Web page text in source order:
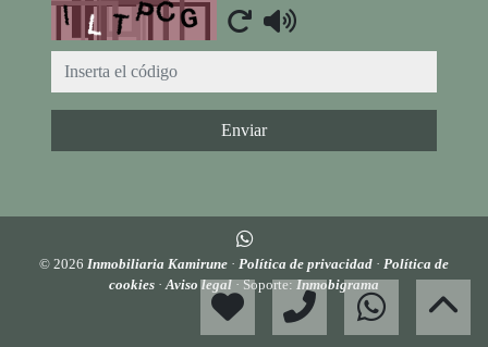
Captcha
Enviar
© 2026 Inmobiliaria Kamirune · Política de privacidad · Política de
cookies ·Aviso legal· Soporte:Inmobigrama